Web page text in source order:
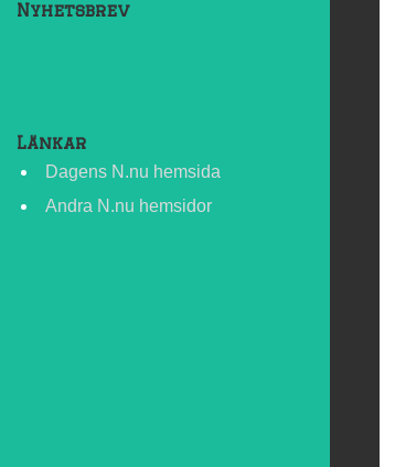
Nyhetsbrev
Länkar
Dagens N.nu hemsida
Andra N.nu hemsidor